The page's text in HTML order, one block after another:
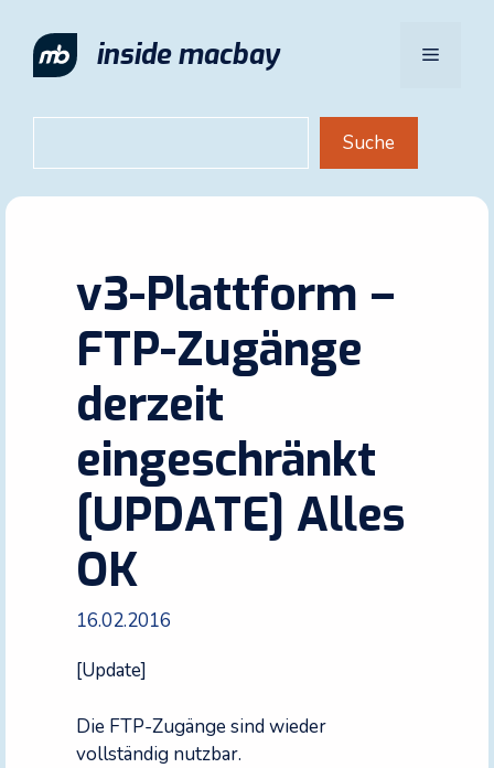
Inhalt
springen
inside macbay Menü
Suche
v3-Plattform –
FTP-Zugänge
derzeit
eingeschränkt
[UPDATE] Alles
OK
16.02.2016
[Update]
Die FTP-Zugänge sind wieder
vollständig nutzbar.